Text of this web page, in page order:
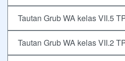
Tautan Grub WA kelas VII.5
Tautan Grub WA kelas VII.2